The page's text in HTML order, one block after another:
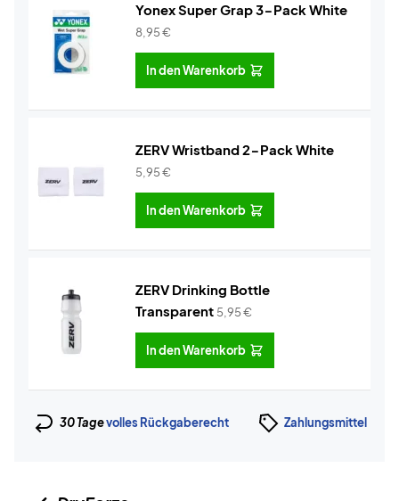
Yonex Super Grap 3-Pack White
8,95€
In den Warenkorb
ZERV Wristband 2-Pack White
5,95€
In den Warenkorb
ZERV Drinking Bottle
Transparent 5,95€
In den Warenkorb
30 Tagevolles Rückgaberecht Zahlungsmittel